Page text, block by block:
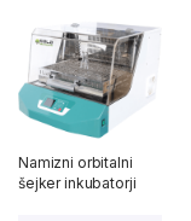
Namizni orbitalni
šejker inkubatorji